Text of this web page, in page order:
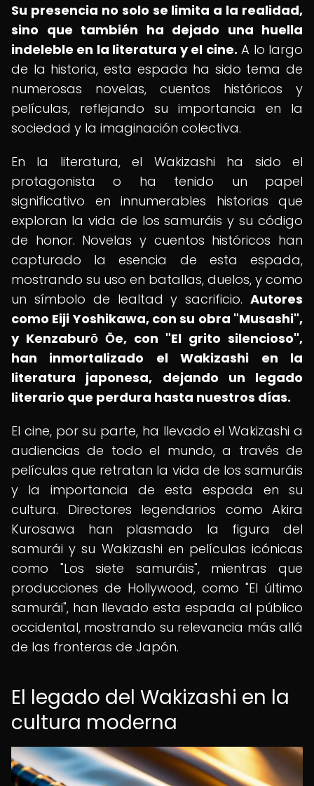
Su presencia no solo se limita a la realidad,
sino que también ha dejado una huella
indeleble en la literatura y el cine. A lo largo
de la historia, esta espada ha sido tema de
numerosas novelas, cuentos históricos y
películas, reflejando su importancia en la
sociedad y la imaginación colectiva.
En la literatura, el Wakizashi ha sido el
protagonista o ha tenido un papel
significativo en innumerables historias que
exploran la vida de los samuráis y su código
de honor. Novelas y cuentos históricos han
capturado la esencia de esta espada,
mostrando su uso en batallas, duelos, y como
un símbolo de lealtad y sacrificio. Autores
como Eiji Yoshikawa, con su obra "Musashi",
y Kenzaburō Ōe, con "El grito silencioso",
han inmortalizado el Wakizashi en la
literatura japonesa, dejando un legado
literario que perdura hasta nuestros días.
El cine, por su parte, ha llevado el Wakizashi a
audiencias de todo el mundo, a través de
películas que retratan la vida de los samuráis
y la importancia de esta espada en su
cultura. Directores legendarios como Akira
Kurosawa han plasmado la figura del
samurái y su Wakizashi en películas icónicas
como "Los siete samuráis", mientras que
producciones de Hollywood, como "El último
samurái", han llevado esta espada al público
occidental, mostrando su relevancia más allá
de las fronteras de Japón.
El legado del Wakizashi en la
cultura moderna